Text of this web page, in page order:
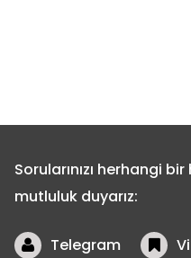
Sorularınızı herhangi
mutluluk duyarız:
Telegram